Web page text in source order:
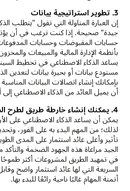
3. تطوير استراتيجية بيانات
إن العبارة المتاولة التي تقول "يتطلب
جيدة" صحيحة. إذا كنت ترغب في أن
حسابات المقبوضات وحسابات
بأنظمة الإدارة المالية والمبيعات
يساعد الذكاء الاصطناعي في تخطيط
مستودع بيانات أو بحيرة بيانات لتعدين
بإمكانك إنشاء اتصالات البيانات
أن يميل العائد من الذكاء الاصطناعي
4. يمكنك إنشاء خارطة طريق لطرح الذكاء الاصطناعي
يمكن أن يساعد الذكاء الاصطناعي على
لذلك؛ من المهم البدء به على الفور،
تأثير وأعلى عائد استثمار على المدى
الجيد مراعاة هذه الجهود الضخمة
في تمهيد الطريق لمشروعات أكثر
السريعة التي لها عائد استثمار واضح
أتمتة المهام غالبًا ناحية رائعًا للبدء بها.